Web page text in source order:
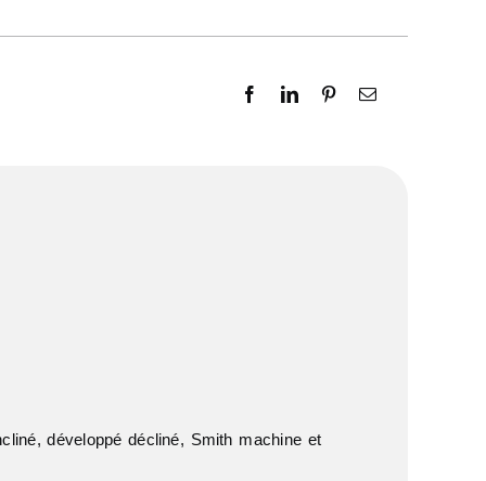
développé décliné, Smith machine et